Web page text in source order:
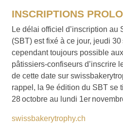
INSCRIPTIONS
Le délai officiel d’inscription au
(SBT) est fixé à ce jour, jeudi
cependant toujours possible
pâtissiers-confiseurs d’inscrire
de cette date sur
rappel, la 9e édition du SBT se
28 octobre au lundi 1er
swissbakerytrophy.ch